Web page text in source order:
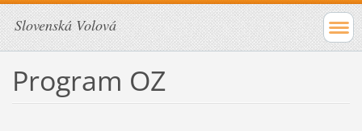
Slovenská Volová
Program OZ